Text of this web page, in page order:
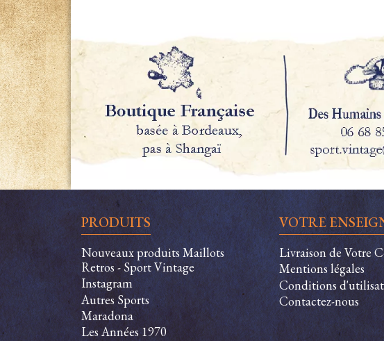
PRODUITS
Nouveaux produits Maillots
Retros - Sport Vintage
Instagram
Autres Sports
Maradona
Les Années 1970
VOTRE
Livraison de Votre
Mentions légales
Conditions
Contactez-nous